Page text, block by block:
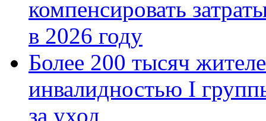
компенсировать
в 2026 году
Более 200 тысяч
инвалидностью I
за уход